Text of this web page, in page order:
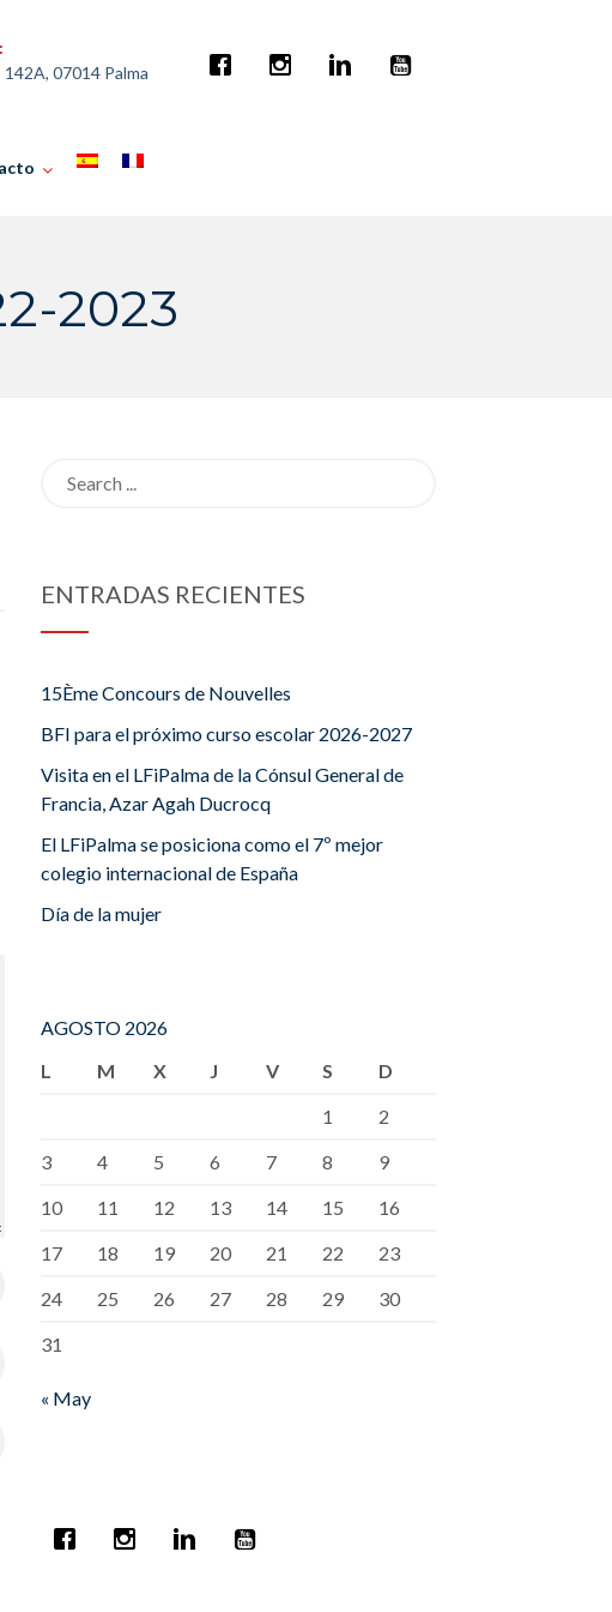
07014 Palma
2023
ENTRADAS RECIENTES
15Ème Concours de Nouvelles
BFI para el próximo curso escolar 2026-2027
Visita en el LFiPalma de la Cónsul General de
Francia, Azar Agah Ducrocq
El LFiPalma se posiciona como el 7º mejor
colegio internacional de España
Día de la mujer
AGOSTO 2026
L
M X J V S
D
1
2
3
4 5 6 7 8
9
10
11 12 13 14 15
16
17
18 19 20 21 22
23
24
25 26 27 28 29
30
31
« May